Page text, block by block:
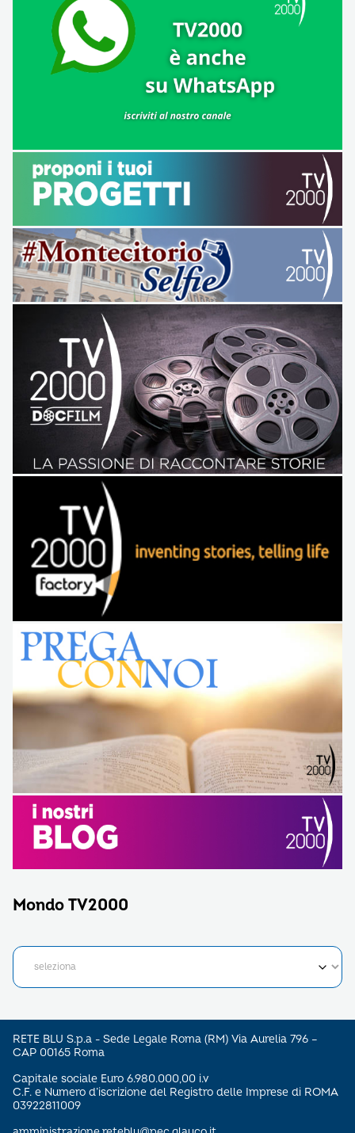
Mondo TV2000
RETE BLU S.p.a - Sede Legale Roma (RM) Via Aurelia 796 –
CAP 00165 Roma
Capitale sociale Euro 6.980.000,00 i.v
C.F. e Numero d’iscrizione del Registro delle Imprese di ROMA
03922811009